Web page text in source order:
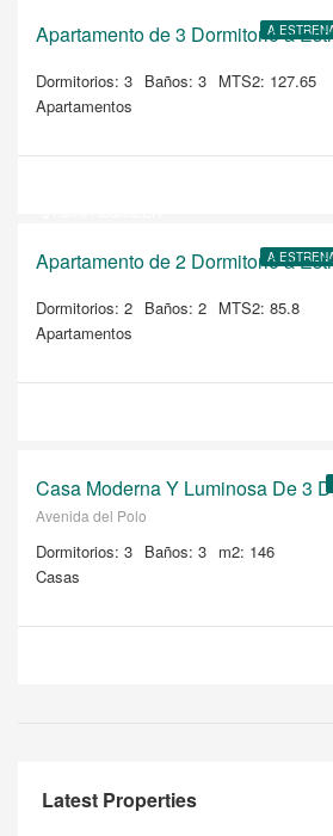
A
Dormitorios: 3 Baños: 3 MTS2: 127.65
Apartamentos
A
USD
Dormitorios: 2 Baños: 2 MTS2: 85.8
Apartamentos
Avenida del Polo
Dormitorios: 3 Baños: 3 m2: 146
Casas
Latest Properties